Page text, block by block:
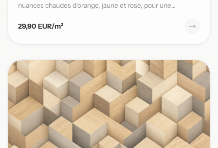
nuances chaudes d'orange, jaune et rose, pour une
29,90 EUR/m²